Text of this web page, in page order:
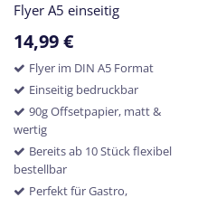
Flyer A5 einseitig
14,99€
Flyer im DIN A5 Format
Einseitig bedruckbar
90g Offsetpapier, matt &
wertig
Bereits ab 10 Stück flexibel
bestellbar
Perfekt für Gastro,